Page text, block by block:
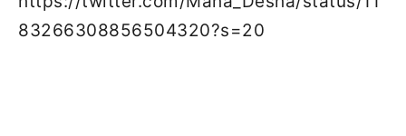
83266308856504320?s=20